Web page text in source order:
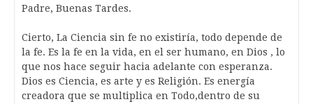
Padre, Buenas Tardes.
Cierto, La Ciencia sin fe no existiría, todo depende de
la fe. Es la fe en la vida, en el ser humano, en Dios , lo
que nos hace seguir hacia adelante con esperanza.
Dios es Ciencia, es arte y es Religión. Es energía
creadora que se multiplica en Todo,dentro de su